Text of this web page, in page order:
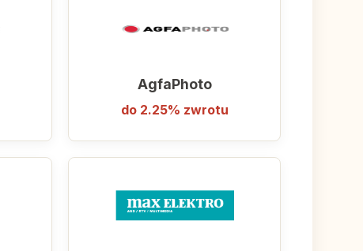
AgfaPhoto
do 2.25% zwrotu